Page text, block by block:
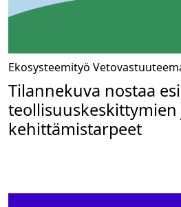
Ekosysteemityö
Tilannekuva nostaa
kehittämistarpeet